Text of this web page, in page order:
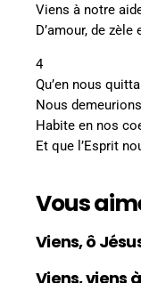
Viens à notre
D’amour, de zèle
4
Qu’en nous
Nous
Habite en nos
Et que l’Esprit
Vous
Viens, ô
Viens, viens